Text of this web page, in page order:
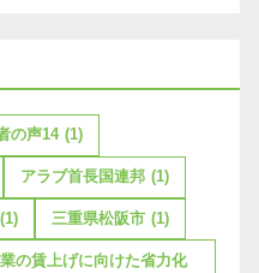
の声14 (1)
アラブ首長国連邦 (1)
(1) 三重県松阪市 (1)
の賃上げに向けた省力化